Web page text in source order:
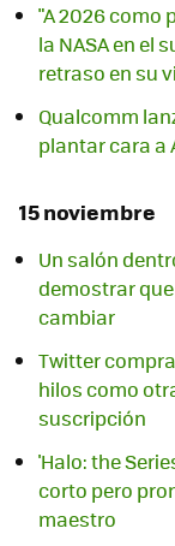
"A 2026 como
la NASA en el
retraso en su
Qualcomm
plantar cara a
15 noviembre
Un salón
demostrar
cambiar
Twitter
hilos como
suscripción
'Halo: the
corto pero
maestro